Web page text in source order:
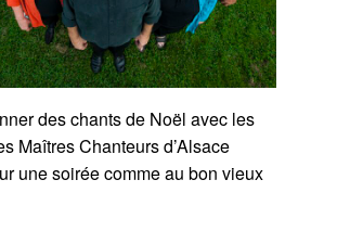
des chants de Noël avec les
Maîtres Chanteurs d’Alsace
une soirée comme au bon vieux